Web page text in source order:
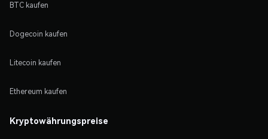
BTC kaufen
Dogecoin kaufen
Litecoin kaufen
Ethereum kaufen
Kryptowährungspreise